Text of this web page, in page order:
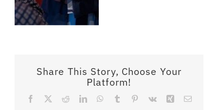
Share This Story, Choose Your
Platform!
Facebook RedditLinkedInWhatsApp
Tumblr Pinterest
Vk Xing Email